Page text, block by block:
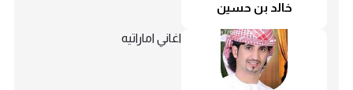
خالد بن حسين
اغاني اماراتيه